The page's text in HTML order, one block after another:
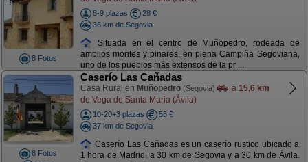
8 Fotos
8-9 plazas
28 €
36 km de Segovia
Situada en el centro de Muñopedro, rodeada de
amplios montes y pinares, en plena Campiña Segoviana,
uno de los pueblos más extensos de la pr ...
8 Fotos
Caserío Las Cañadas
Casa Rural en Muñopedro (Segovia) a 15,6 km
de Vega de Santa Maria (Ávila)
10-20+3 plazas
55 €
37 km de Segovia
Caserío Las Cañadas es un caserío rustico ubicado a
1 hora de Madrid, a 30 km de Segovia y a 30 km de Ávila.